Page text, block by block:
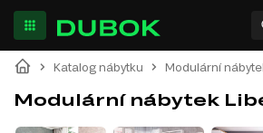
Katalog nábytku Modulární
Modulární nábytek